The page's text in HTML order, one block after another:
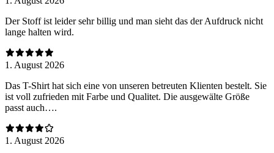
Der Stoff ist leider sehr billig und man sieht das der Aufdruck nicht
lange halten wird.
1. August 2026
Das T-Shirt hat sich eine von unseren betreuten Klienten bestelt. Sie
ist voll zufrieden mit Farbe und Qualitet. Die ausgewälte Größe
passt auch….
1. August 2026